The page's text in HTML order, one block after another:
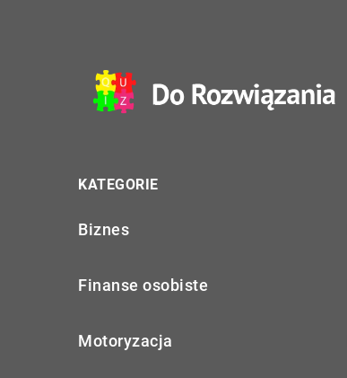
KATEGORIE
Biznes
Finanse osobiste
Motoryzacja